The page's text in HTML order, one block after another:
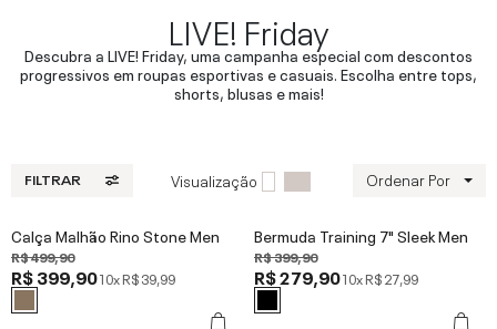
LIVE! Friday
Descubra a LIVE! Friday, uma campanha especial com descontos
progressivos em roupas esportivas e casuais. Escolha entre tops,
shorts, blusas e mais!
FILTRAR Visualização Ordenar Por
Calça Malhão Rino Stone Men
R$ 499,90
R$ 399,9010xR$ 39,99
Bermuda Training 7" Sleek Men
R$ 399,90
R$ 279,9010xR$ 27,99